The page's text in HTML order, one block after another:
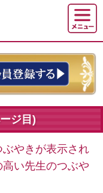
ジ目)
やきが表示され
い先生のつぶや